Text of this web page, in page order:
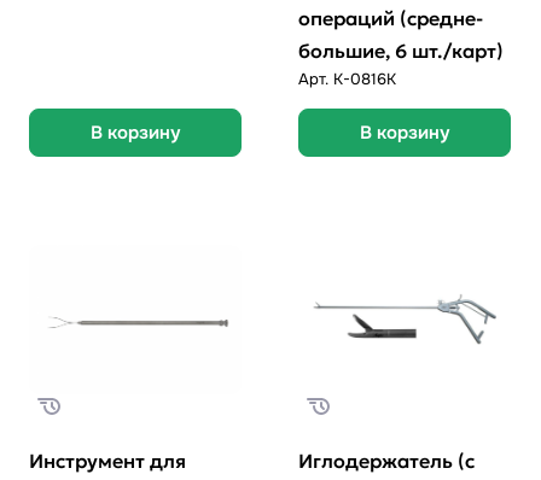
В корзину
операций (средне-
большие, 6 шт./карт)
Арт. K-0816K
В корзину
Инструмент для
Иглодержатель (с